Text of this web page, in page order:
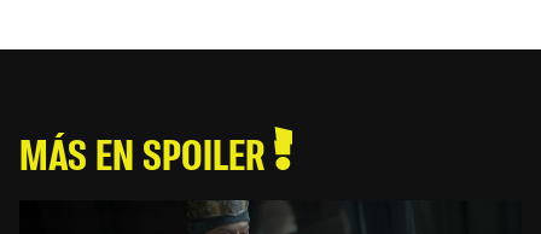
MÁS EN SPOILER